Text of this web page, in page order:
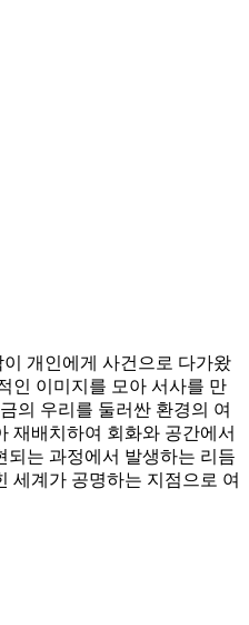
개인에게 사건으로 다가왔
인 이미지를 모아 서사를 만
의 우리를 둘러싼 환경의 여
재배치하여 회화와 공간에서
되는 과정에서 발생하는 리듬
세계가 공명하는 지점으로 여